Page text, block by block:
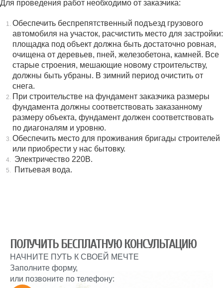
Для проведения работ необходимо от заказчика:
Обеспечить беспрепятственный подъезд грузового
автомобиля на участок, расчистить место для застройки:
площадка под объект должна быть достаточно ровная,
очищена от деревьев, пней, железобетона, камней. Все
старые строения, мешающие новому строительству,
должны быть убраны. В зимний период очистить от
снега.
При строительстве на фундамент заказчика размеры
фундамента должны соответствовать заказанному
размеру объекта, фундамент должен соответствовать
по диагоналям и уровню.
Обеспечить место для проживания бригады строителей
или приобрести у нас бытовку.
Электричество 220В.
Питьевая вода.
ПОЛУЧИТЬ БЕСПЛАТНУЮ КОНСУЛЬТАЦИЮ
НАЧНИТЕ ПУТЬ К СВОЕЙ МЕЧТЕ
Заполните форму,
или позвоните по телефону: